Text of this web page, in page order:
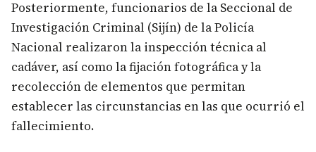
Posteriormente, funcionarios de la Seccional de
Investigación Criminal (Sijín) de la Policía
Nacional realizaron la inspección técnica al
cadáver, así como la fijación fotográfica y la
recolección de elementos que permitan
establecer las circunstancias en las que ocurrió el
fallecimiento.